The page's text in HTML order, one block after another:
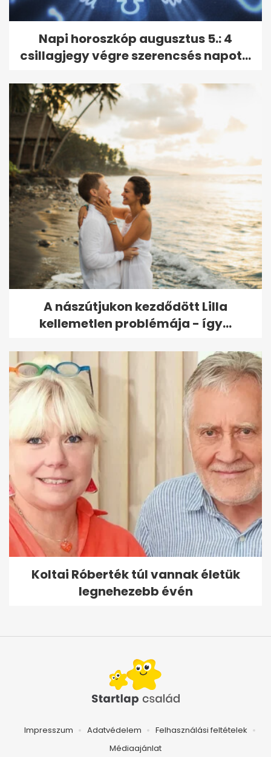
Napi horoszkóp augusztus 5.: 4
csillagjegy végre szerencsés napot...
A nászútjukon kezdődött Lilla
kellemetlen problémája - így...
Koltai Róberték túl vannak életük
legnehezebb évén
Impresszum Adatvédelem
Felhasználási feltételek
Médiaajánlat